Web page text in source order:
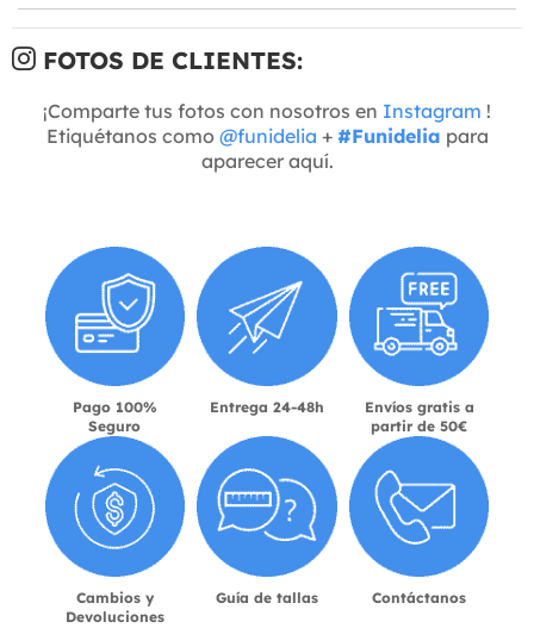
FOTOS DE CLIENTES:
¡Comparte tus fotos con nosotros en Instagram !
Etiquétanos como @funidelia + #Funidelia para
aparecer aquí.
Pago 100%
Seguro
Entrega 24-48h
Envíos gratis a
partir de 50€
Cambios y
Devoluciones
Guía de tallas Contáctanos